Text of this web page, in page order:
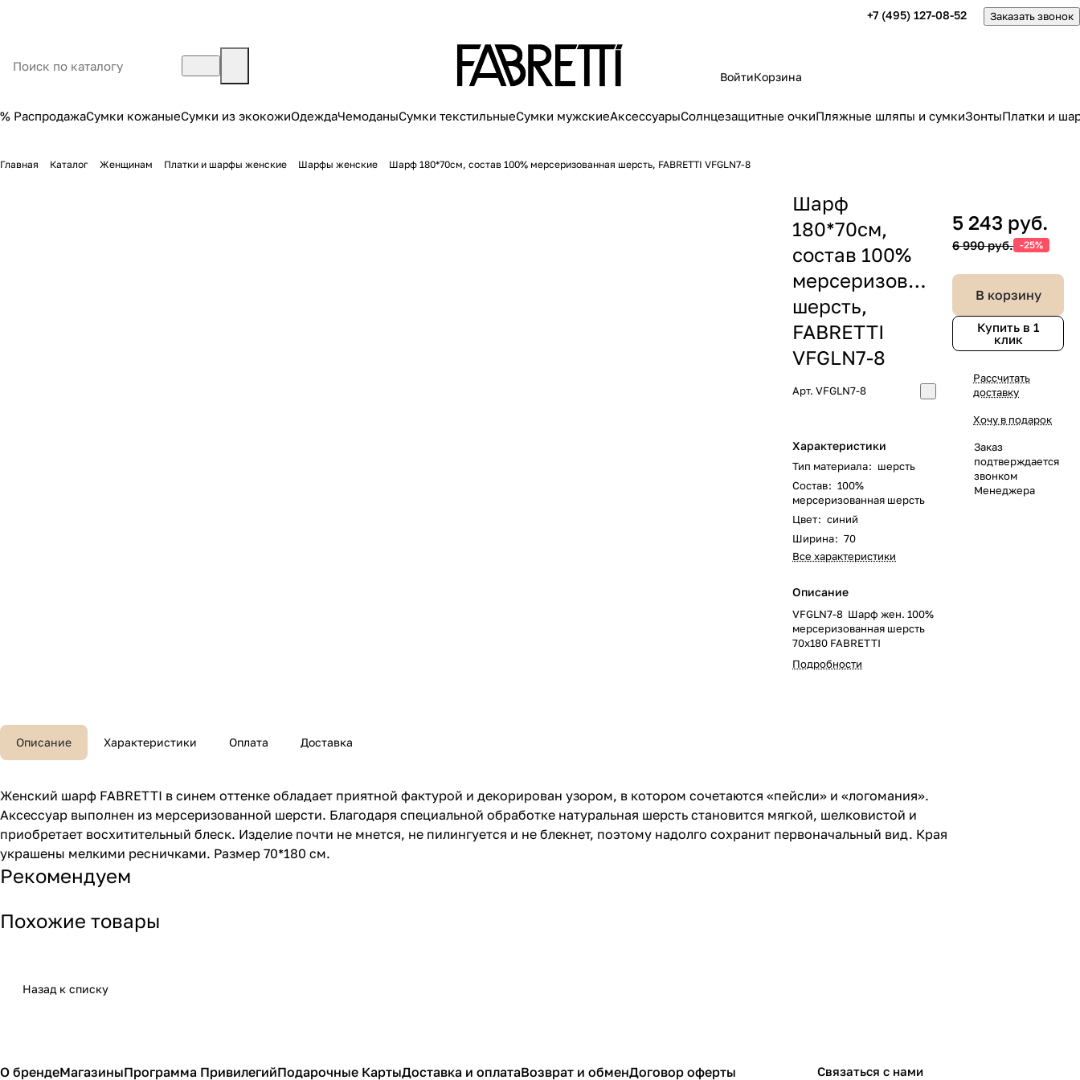
+7 (495) 127-08-52 Заказать звонок
ВойтиКорзина
% РаспродажаСумки кожаныеСумки из экокожиОдеждаЧемоданыСумки текстильныеСумки мужскиеАксессуарыСолнцезащитные очкиПляжные шляпы и сумкиЗонтыПлатки и
Главная Каталог Женщинам Платки и шарфы женские Шарфы женские Шарф 180*70см, состав 100% мерсеризованная шерсть, FABRETTI VFGLN7-8
Шарф
180*70см,
состав 100%
мерсеризованная
шерсть,
FABRETTI
VFGLN7-8
Арт. VFGLN7-8
Характеристики
Тип материала: шерсть
Состав: 100%
мерсеризованная шерсть
Цвет: синий
Ширина: 70
Все характеристики
Описание
VFGLN7-8 Шарф жен. 100%
мерсеризованная шерсть
70x180 FABRETTI
Подробности
5 243 руб.
6 990 руб. -25%
В корзину
Купить в 1
клик
Рассчитать
доставку
Хочу в подарок
Заказ
подтверждается
звонком
Менеджера
Описание Характеристики Оплата Доставка
Женский шарф FABRETTI в синем оттенке обладает приятной фактурой и декорирован узором, в котором сочетаются «пейсли» и «логомания».
Аксессуар выполнен из мерсеризованной шерсти. Благодаря специальной обработке натуральная шерсть становится мягкой, шелковистой и
приобретает восхитительный блеск. Изделие почти не мнется, не пилингуется и не блекнет, поэтому надолго сохранит первоначальный вид. Края
украшены мелкими ресничками. Размер 70*180 см.
Рекомендуем
Похожие товары
Назад к списку
О брендеМагазиныПрограмма ПривилегийПодарочные КартыДоставка и оплатаВозврат и обменДоговор оферты Связаться с нами